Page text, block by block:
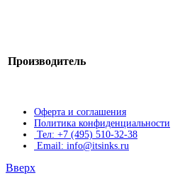
Производитель
Оферта и соглашения
Политика конфиденциальности
Тел: +7 (495) 510-32-38
Email: info@itsinks.ru
Вверх